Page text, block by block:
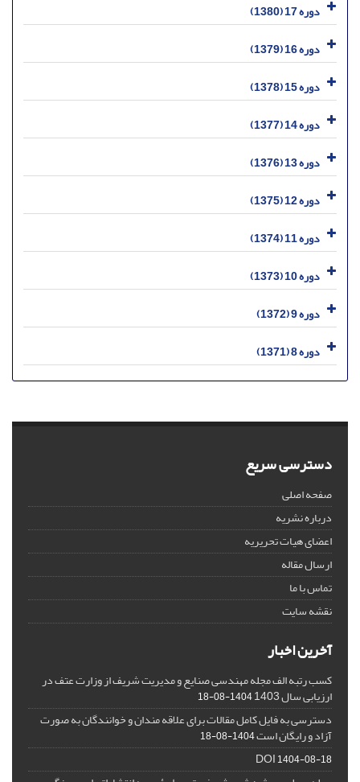
دوره 17 (1380)
دوره 16 (1379)
دوره 15 (1378)
دوره 14 (1377)
دوره 13 (1376)
دوره 12 (1375)
دوره 11 (1374)
دوره 10 (1373)
دوره 9 (1372)
دوره 8 (1371)
دسترسی سریع
صفحه اصلی
درباره نشریه
اعضای هیات تحریریه
ارسال مقاله
تماس با ما
نقشه سایت
آخرین اخبار
کسب رتبه الف مجله مهندسی صنایع و مدیریت شریف از وزارت عتف در
ارزیابی سال 1403 1404-08-18
دسترسی به فایل کامل مقالات برای علاقه مندان و خوانندگان به صورت
آزاد و رایگان است1404-08-18
DOI1404-08-18